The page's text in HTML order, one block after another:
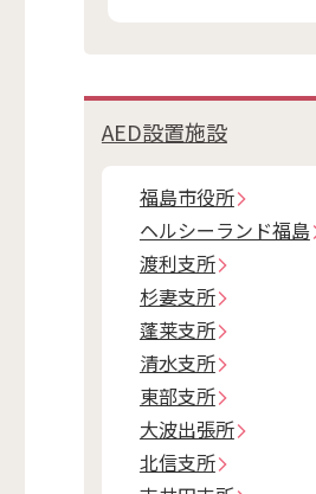
AED設置施設
福島市役所
ヘルシーランド福島
渡利支所
杉妻支所
蓬莱支所
清水支所
東部支所
大波出張所
北信支所